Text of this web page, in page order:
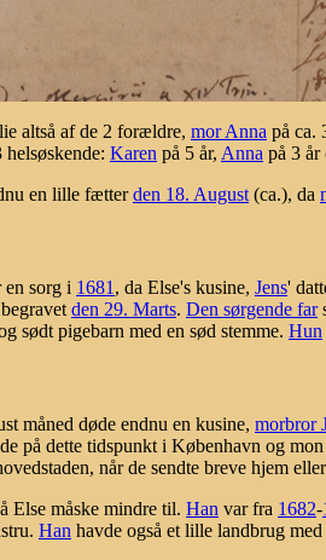
altså af de 2 forældre, mor Anna på ca.
helsøskende: Karen på 5 år, Anna på 3
en lille fætterden 18. August (ca.), da
sorg i 1681 , da Else's kusine, Jens'
den 29. Marts. Den sørgende far
sødt pigebarn med en sød stemme. Hun
måned døde endnu en kusine, morbror
på dette tidspunkt i København og
når de sendte breve hjem
Else måske mindre til. Han var fra 1682-
Han havde også et lille landbrug